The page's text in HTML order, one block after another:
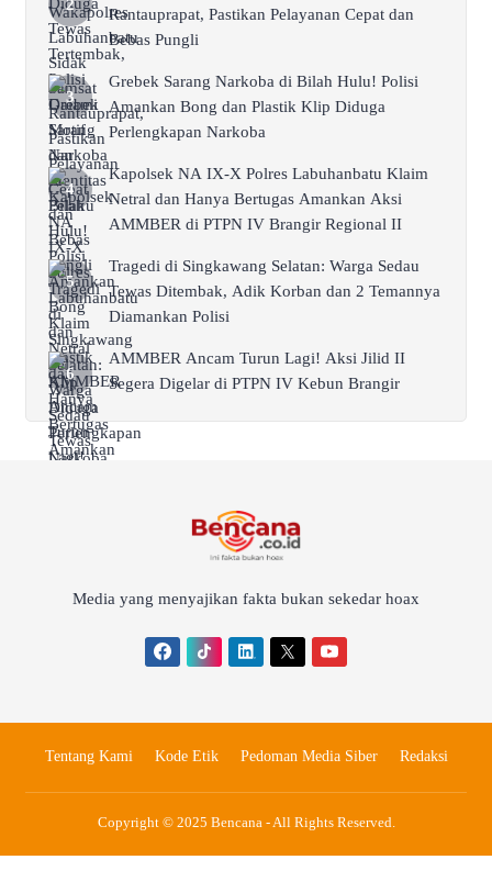
Rantauprapat, Pastikan Pelayanan Cepat dan
Bebas Pungli
Grebek Sarang Narkoba di Bilah Hulu! Polisi
Amankan Bong dan Plastik Klip Diduga
Perlengkapan Narkoba
Kapolsek NA IX-X Polres Labuhanbatu Klaim
Netral dan Hanya Bertugas Amankan Aksi
AMMBER di PTPN IV Brangir Regional II
Tragedi di Singkawang Selatan: Warga Sedau
Tewas Ditembak, Adik Korban dan 2 Temannya
Diamankan Polisi
AMMBER Ancam Turun Lagi! Aksi Jilid II
Segera Digelar di PTPN IV Kebun Brangir
Media yang menyajikan fakta bukan sekedar hoax
Tentang Kami Kode Etik Pedoman Media Siber Redaksi
Copyright © 2025 Bencana - All Rights Reserved.